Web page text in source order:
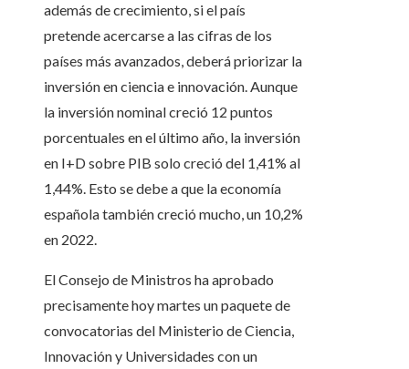
además de crecimiento, si el país
pretende acercarse a las cifras de los
países más avanzados, deberá priorizar la
inversión en ciencia e innovación. Aunque
la inversión nominal creció 12 puntos
porcentuales en el último año, la inversión
en I+D sobre PIB solo creció del 1,41% al
1,44%. Esto se debe a que la economía
española también creció mucho, un 10,2%
en 2022.
El Consejo de Ministros ha aprobado
precisamente hoy martes un paquete de
convocatorias del Ministerio de Ciencia,
Innovación y Universidades con un